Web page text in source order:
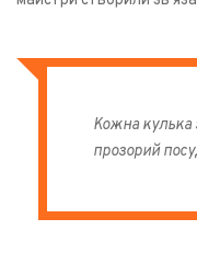
Кожна кулька
прозорий